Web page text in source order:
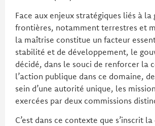
Face aux enjeux stratégiques liés à la
frontières, notamment terrestres et
la maîtrise constitue un facteur
stabilité et de développement, le
décidé, dans le souci de renforcer la
l’action publique dans ce domaine,
sein d’une autorité unique, les
exercées par deux commissions
C’est dans ce contexte que s’inscrit